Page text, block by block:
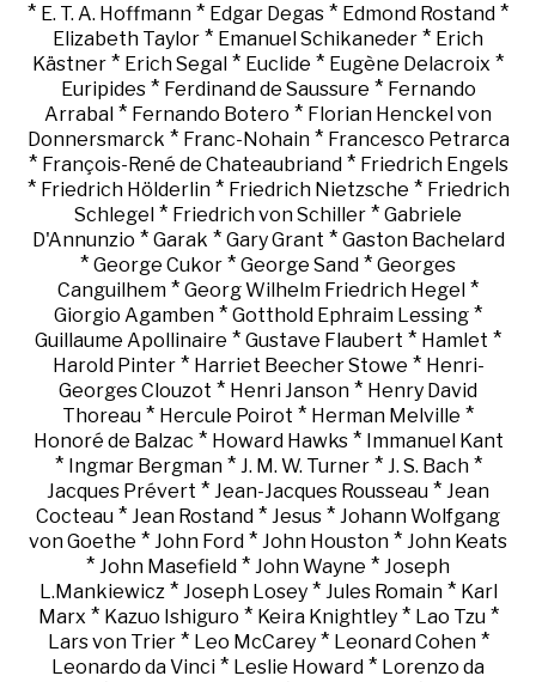
* E. T. A. Hoffmann * Edgar Degas * Edmond Rostand *
Elizabeth Taylor * Emanuel Schikaneder * Erich
Kästner * Erich Segal * Euclide * Eugène Delacroix *
Euripides* Ferdinand de Saussure * Fernando
Arrabal * Fernando Botero * Florian Henckel von
Donnersmarck * Franc-Nohain* Francesco Petrarca
* François-René de Chateaubriand* Friedrich Engels
* Friedrich Hölderlin* Friedrich Nietzsche * Friedrich
Schlegel * Friedrich von Schiller * Gabriele
D'Annunzio * Garak * Gary Grant * Gaston Bachelard
* George Cukor * George Sand * Georges
Canguilhem * Georg Wilhelm Friedrich Hegel *
Giorgio Agamben * Gotthold Ephraim Lessing *
Guillaume Apollinaire * Gustave Flaubert * Hamlet *
Harold Pinter* Harriet Beecher Stowe * Henri-
Georges Clouzot * Henri Janson * Henry David
Thoreau * Hercule Poirot * Herman Melville *
Honoré de Balzac * Howard Hawks* Immanuel Kant
* Ingmar Bergman* J. M. W. Turner* J. S. Bach*
Jacques Prévert * Jean-Jacques Rousseau * Jean
Cocteau * Jean Rostand * Jesus * Johann Wolfgang
von Goethe * John Ford * John Houston * John Keats
* John Masefield * John Wayne * Joseph
L.Mankiewicz* Joseph Losey* Jules Romain* Karl
Marx * Kazuo Ishiguro * Keira Knightley* Lao Tzu*
Lars von Trier* Leo McCarey* Leonard Cohen*
Leonardo da Vinci * Leslie Howard * Lorenzo da